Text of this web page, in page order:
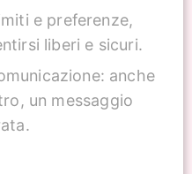
e preferenze,
liberi e sicuri.
anche
un messaggio